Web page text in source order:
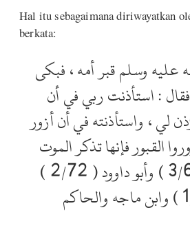
Hal itu sebagaimana diriwayatkan
berkata:
عليه وسلم قبر أمه ، فبكى
: استأذنت ربي في أن
لي ، واستأذنته في أن أزور
القبور فإنها تذكر الموت
أخرجه مسلم ( 3/65 ) وأبو داوود ( 2/72 )
والنسائي ( 1/286 ) وابن ماجه والحاكم